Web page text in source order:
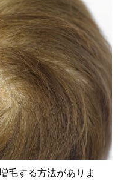
毛する方法がありま